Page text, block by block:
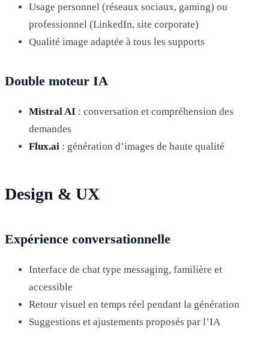
Usage personnel (réseaux sociaux, gaming) ou
professionnel (LinkedIn, site corporate)
Qualité image adaptée à tous les supports
Double moteur IA
Mistral AI : conversation et compréhension des
demandes
Flux.ai : génération d’images de haute qualité
Design & UX
Expérience conversationnelle
Interface de chat type messaging, familière et
accessible
Retour visuel en temps réel pendant la génération
Suggestions et ajustements proposés par l’IA